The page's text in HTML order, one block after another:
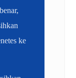
ke